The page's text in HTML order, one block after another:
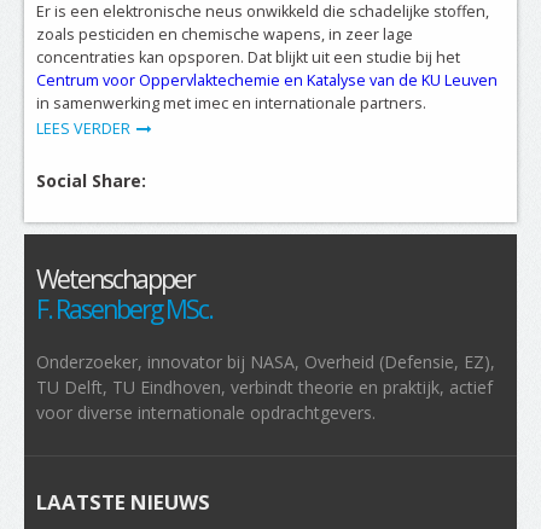
Er is een elektronische neus onwikkeld die schadelijke stoffen,
zoals pesticiden en chemische wapens, in zeer lage
concentraties kan opsporen. Dat blijkt uit een studie bij het
Centrum voor Oppervlaktechemie en Katalyse van de KU Leuven
in samenwerking met imec en internationale partners.
LEES VERDER
Social Share:
Wetenschapper
F. Rasenberg MSc.
Onderzoeker, innovator bij NASA, Overheid (Defensie, EZ),
TU Delft, TU Eindhoven, verbindt theorie en praktijk, actief
voor diverse internationale opdrachtgevers.
LAATSTE NIEUWS